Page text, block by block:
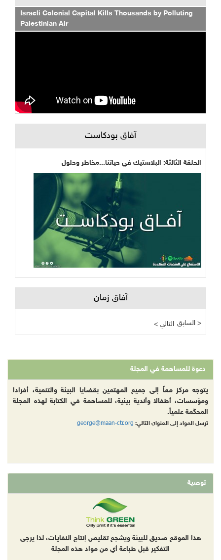
Israeli Colonial Capital Kills Thousands by Polluting
Palestinian Air
آفاق بودكاست
الحلقة الثالثة: البلاستيك في حياتنا...مخاطر وحلول
آفاق زمان
< التالي السابق >
دعوة للمساهمة في المجلة
يتوجه مركز معاً إلى جميع المهتمين بقضايا البيئة والتنمية، أفرادا
ومؤسسات، أطفالا وأندية بيئية، للمساهمة في الكتابة لهذه المجلة
المحكّمة علمياً.
ترسل المواد إلى العنوان التالي: george@maan-ctr.org
توصية
هذا الموقع صديق للبيئة ويشجع تقليص إنتاج النفايات، لذا يرجى
التفكير قبل طباعة أي من مواد هذه المجلة